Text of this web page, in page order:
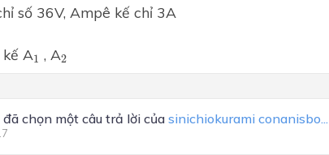
số 36V, Ampê kế chỉ 3A
A1
1 , A2
2
đã chọn một câu trả lời của sinichiokurami conanisbo...